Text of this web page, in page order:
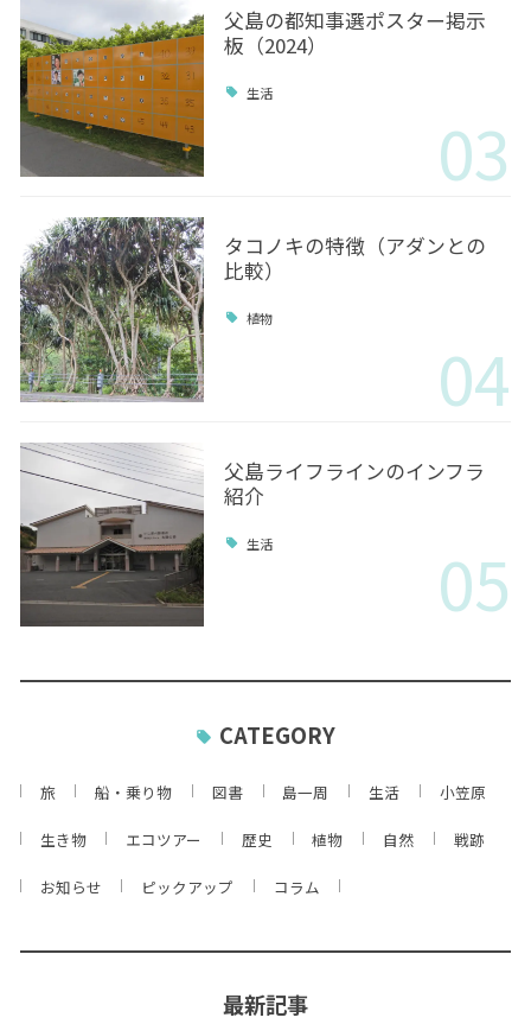
父島の都知事選ポスター掲示
板（2024）
生活
03
タコノキの特徴（アダンとの
比較）
植物
04
父島ライフラインのインフラ
紹介
生活 05
CATEGORY
旅 船・乗り物 図書 島一周 生活 小笠原
生き物 エコツアー 歴史 植物 自然 戦跡
お知らせ ピックアップ コラム
最新記事